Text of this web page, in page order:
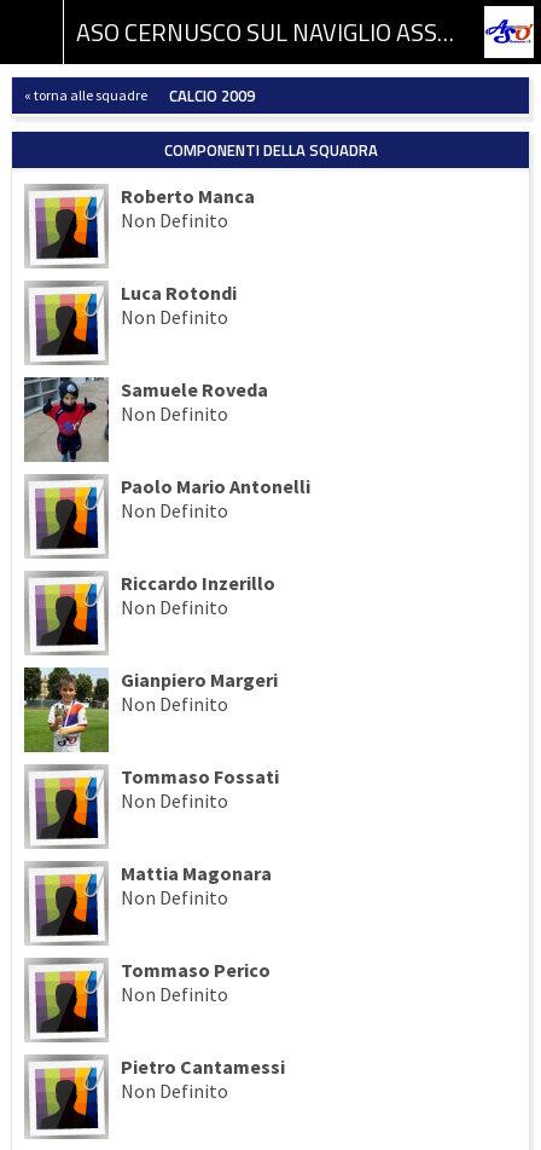
ASO CERNUSCO SUL NAVIGLIO ASSOCIAZIONE SPORTIVA DILETTANTISTICA
« torna alle squadre CALCIO 2009
COMPONENTI DELLA SQUADRA
Roberto Manca
Non Definito
Luca Rotondi
Non Definito
Samuele Roveda
Non Definito
Paolo Mario Antonelli
Non Definito
Riccardo Inzerillo
Non Definito
Gianpiero Margeri
Non Definito
Tommaso Fossati
Non Definito
Mattia Magonara
Non Definito
Tommaso Perico
Non Definito
Pietro Cantamessi
Non Definito